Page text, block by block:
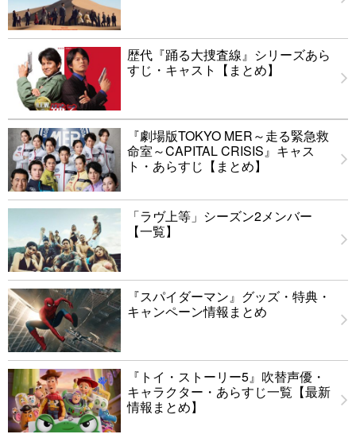
歴代『踊る大捜査線』シリーズあら
すじ・キャスト【まとめ】
『劇場版TOKYO MER～走る緊急救
命室～CAPITAL CRISIS』キャス
ト・あらすじ【まとめ】
「ラヴ上等」シーズン2メンバー
【一覧】
『スパイダーマン』グッズ・特典・
キャンペーン情報まとめ
『トイ・ストーリー5』吹替声優・
キャラクター・あらすじ一覧【最新
情報まとめ】